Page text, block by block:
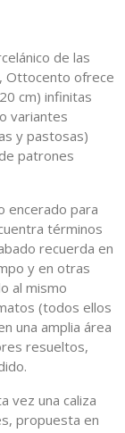
de las
Ottocento ofrece
cm) infinitas
variantes
y pastosas)
patrones
encerado para
términos
recuerda en
y en otras
al mismo
(todos ellos
una amplia área
resueltos,
vez una caliza
propuesta en